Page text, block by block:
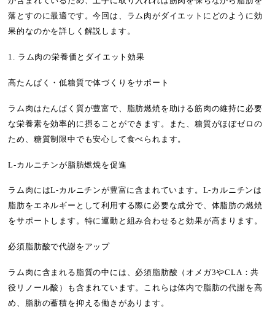
落とすのに最適です。今回は、ラム肉がダイエットにどのように効
果的なのかを詳しく解説します。
1. ラム肉の栄養価とダイエット効果
高たんぱく・低糖質で体づくりをサポート
ラム肉はたんぱく質が豊富で、脂肪燃焼を助ける筋肉の維持に必要
な栄養素を効率的に摂ることができます。また、糖質がほぼゼロの
ため、糖質制限中でも安心して食べられます。
L-カルニチンが脂肪燃焼を促進
ラム肉にはL-カルニチンが豊富に含まれています。L-カルニチンは
脂肪をエネルギーとして利用する際に必要な成分で、体脂肪の燃焼
をサポートします。特に運動と組み合わせると効果が高まります。
必須脂肪酸で代謝をアップ
ラム肉に含まれる脂質の中には、必須脂肪酸（オメガ3やCLA：共
役リノール酸）も含まれています。これらは体内で脂肪の代謝を高
め、脂肪の蓄積を抑える働きがあります。